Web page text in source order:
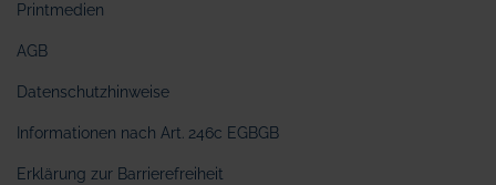
Printmedien
AGB
Datenschutzhinweise
Informationen nach Art. 246c EGBGB
Erklärung zur Barrierefreiheit